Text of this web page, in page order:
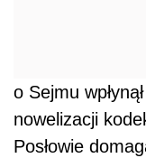
o Sejmu
nowelizacji
Posłowie